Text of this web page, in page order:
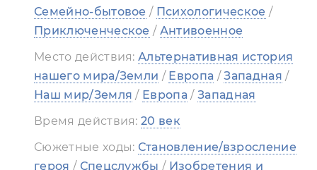
Доминион_8
Доминион_9
Доминион_10
Доминион_11
Семейно-бытовое / Психологическое /
Приключенческое / Антивоенное
Место действия:Альтернативная история
нашего мира/Земли / Европа /Западная /
Наш мир/Земля / Европа /Западная
Время действия:20 век
Сюжетные ходы: Становление/взросление
героя / Спецслужбы / Изобретения и